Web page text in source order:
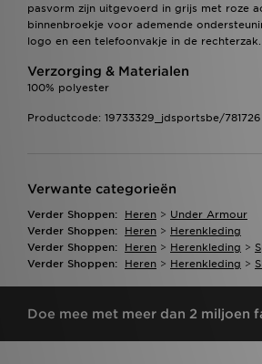
pasvorm zijn uitgevoerd in grijs met roze
binnenbroekje voor ademende
logo en een telefoonvakje in de rechterzak.
Verzorging & Materialen
100% polyester
Productcode: 19733329_jdsportsbe/781726
Verwante categorieën
Verder Shoppen: Heren > Under Armour
Verder Shoppen:
Heren > Herenkleding
Verder Shoppen:
Heren > Herenkleding >
Verder Shoppen:
Heren > Herenkleding >
Doe mee met meer dan 2 miljoen